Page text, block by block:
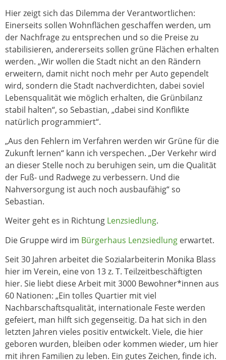
Hier zeigt sich das Dilemma der Verantwortlichen:
Einerseits sollen Wohnflächen geschaffen werden, um
der Nachfrage zu entsprechen und so die Preise zu
stabilisieren, andererseits sollen grüne Flächen erhalten
werden. „Wir wollen die Stadt nicht an den Rändern
erweitern, damit nicht noch mehr per Auto gependelt
wird, sondern die Stadt nachverdichten, dabei soviel
Lebensqualität wie möglich erhalten, die Grünbilanz
stabil halten“, so Sebastian, „dabei sind Konflikte
natürlich programmiert“.
„Aus den Fehlern im Verfahren werden wir Grüne für die
Zukunft lernen“ kann ich verspechen. „Der Verkehr wird
an dieser Stelle noch zu beruhigen sein, um die Qualität
der Fuß- und Radwege zu verbessern. Und die
Nahversorgung ist auch noch ausbaufähig“ so
Sebastian.
Weiter geht es in Richtung Lenzsiedlung.
Die Gruppe wird im Bürgerhaus Lenzsiedlung erwartet.
Seit 30 Jahren arbeitet die Sozialarbeiterin Monika Blass
hier im Verein, eine von 13 z. T. Teilzeitbeschäftigten
hier. Sie liebt diese Arbeit mit 3000 Bewohner*innen aus
60 Nationen: „Ein tolles Quartier mit viel
Nachbarschaftsqualität, internationale Feste werden
gefeiert, man hilft sich gegenseitig. Da hat sich in den
letzten Jahren vieles positiv entwickelt. Viele, die hier
geboren wurden, bleiben oder kommen wieder, um hier
mit ihren Familien zu leben. Ein gutes Zeichen, finde ich.